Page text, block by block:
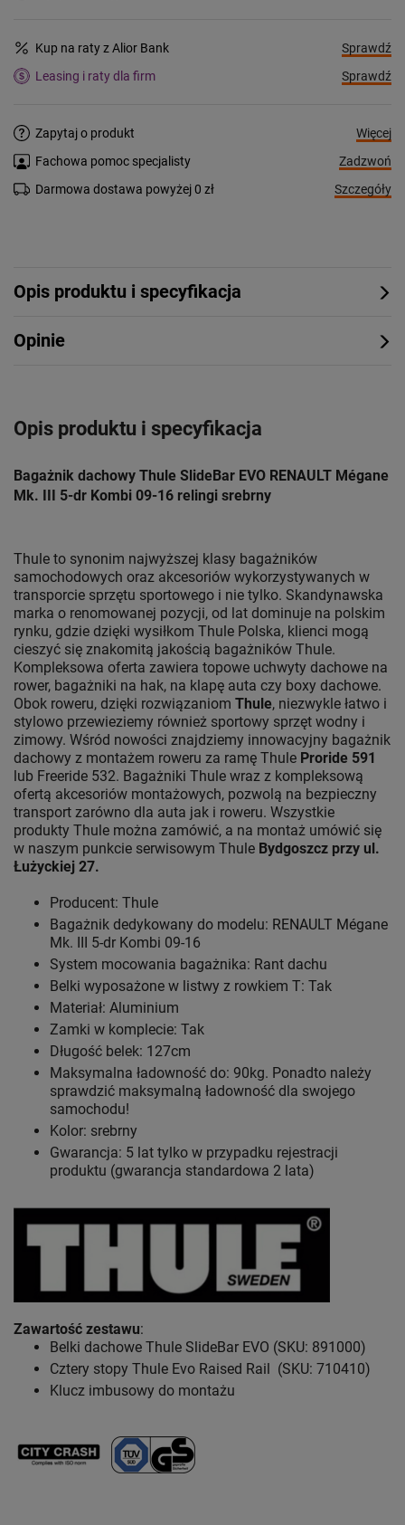
Kup na raty z Alior Bank
Sprawdź
Leasing i raty dla firm
Sprawdź
Zapytaj o produkt
Więcej
Fachowa pomoc specjalisty
Zadzwoń
Darmowa dostawa powyżej 0 zł
Szczegóły
Opis produktu i specyfikacja
Opinie
Opis produktu i specyfikacja
Bagażnik dachowy Thule SlideBar EVO RENAULT Mégane
Mk. III 5-dr Kombi 09-16 relingi srebrny
Thule to synonim najwyższej klasy bagażników
samochodowych oraz akcesoriów wykorzystywanych w
transporcie sprzętu sportowego i nie tylko. Skandynawska
marka o renomowanej pozycji, od lat dominuje na polskim
rynku, gdzie dzięki wysiłkom Thule Polska, klienci mogą
cieszyć się znakomitą jakością bagażników Thule.
Kompleksowa oferta zawiera topowe uchwyty dachowe na
rower, bagażniki na hak, na klapę auta czy boxy dachowe.
Obok roweru, dzięki rozwiązaniom Thule, niezwykle łatwo i
stylowo przewieziemy również sportowy sprzęt wodny i
zimowy. Wśród nowości znajdziemy innowacyjny bagażnik
dachowy z montażem roweru za ramę Thule Proride 591
lub Freeride 532. Bagażniki Thule wraz z kompleksową
ofertą akcesoriów montażowych, pozwolą na bezpieczny
transport zarówno dla auta jak i roweru. Wszystkie
produkty Thule można zamówić, a na montaż umówić się
w naszym punkcie serwisowym Thule Bydgoszcz przy ul.
Łużyckiej 27.
Producent: Thule
Bagażnik dedykowany do modelu: RENAULT Mégane
Mk. III 5-dr Kombi 09-16
System mocowania bagażnika: Rant dachu
Belki wyposażone w listwy z rowkiem T: Tak
Materiał: Aluminium
Zamki w komplecie: Tak
Długość belek: 127cm
Maksymalna ładowność do: 90kg. Ponadto należy
sprawdzić maksymalną ładowność dla swojego
samochodu!
Kolor: srebrny
Gwarancja: 5 lat tylko w przypadku rejestracji
produktu (gwarancja standardowa 2 lata)
Zawartość zestawu:
Belki dachowe Thule SlideBar EVO (SKU: 891000)
Cztery stopy Thule Evo Raised Rail (SKU: 710410)
Klucz imbusowy do montażu